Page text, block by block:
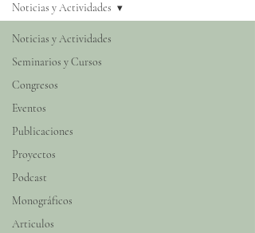
Noticias y Actividades
Seminarios y Cursos
Congresos
Eventos
Publicaciones
Proyectos
Podcast
Monográficos
Articulos
Noticias y Actividades